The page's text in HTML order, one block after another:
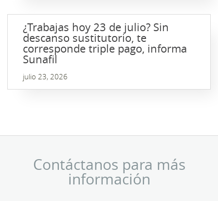
¿Trabajas hoy 23 de julio? Sin
descanso sustitutorio, te
corresponde triple pago, informa
Sunafil
julio 23, 2026
Contáctanos para más
información